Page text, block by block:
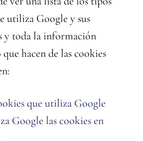
utiliza Google y sus
y toda la información
hacen de las cookies
que utiliza Google
Google las cookies en